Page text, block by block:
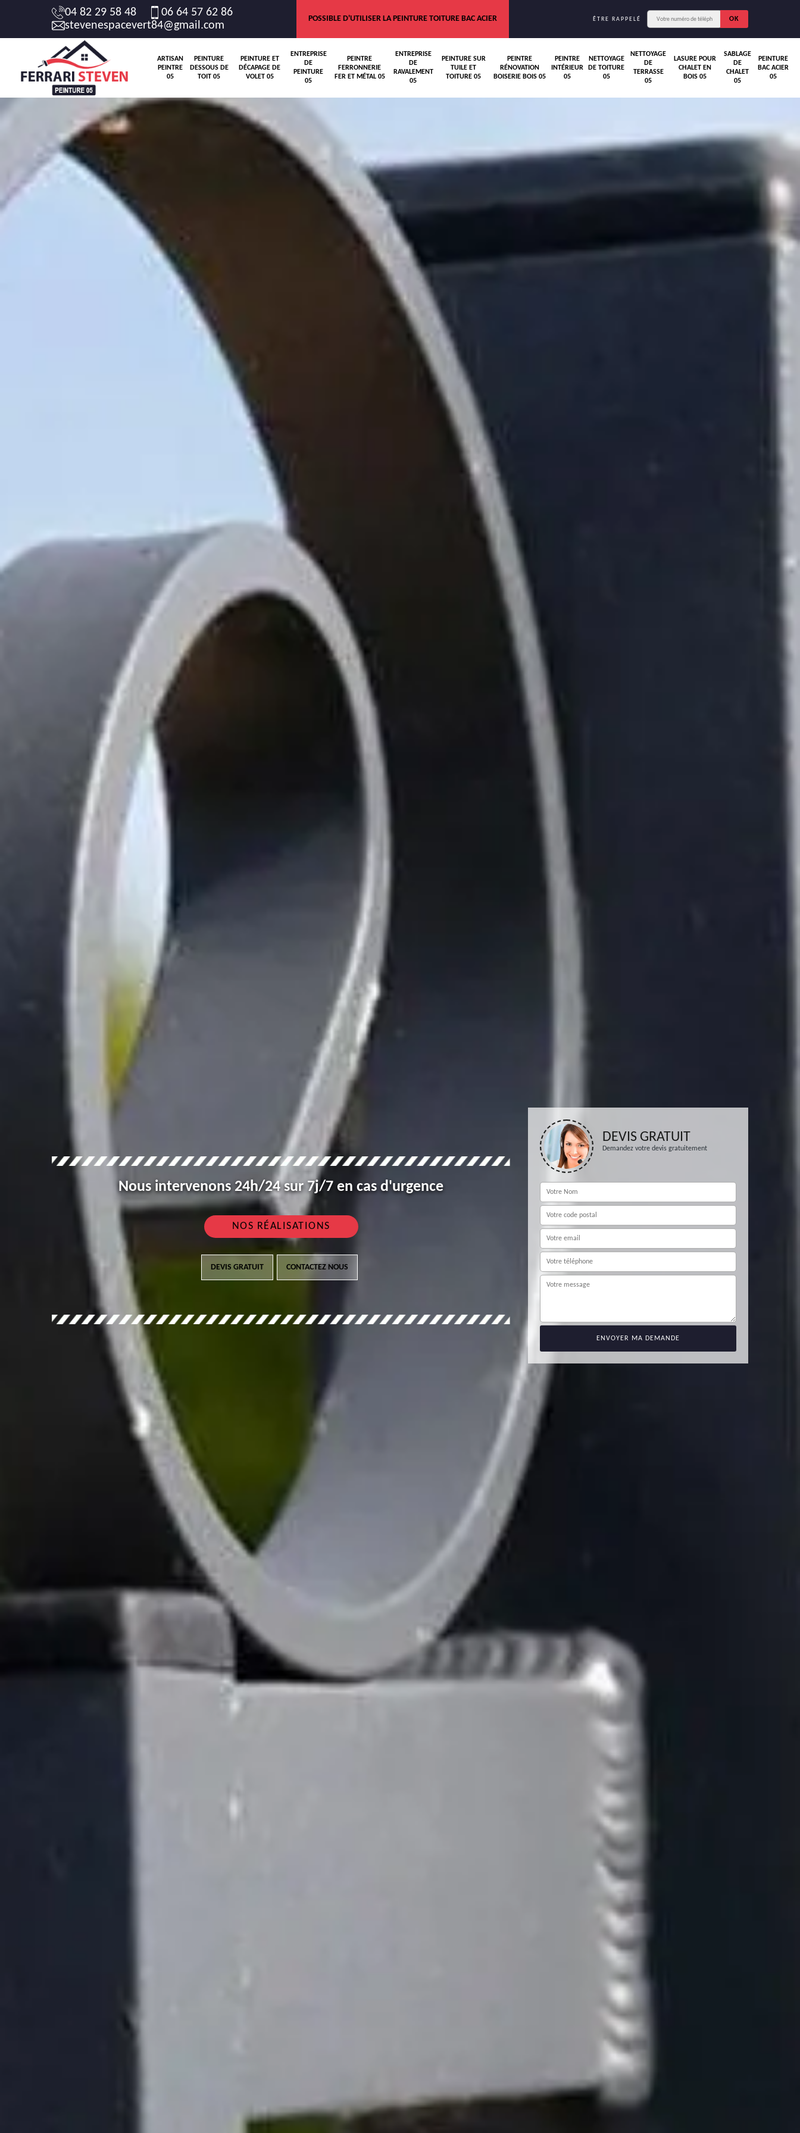
04 82 29 58 48
06 64 57 62 86
stevenespacevert84@gmail.com
POSSIBLE D'UTILISER LA PEINTURE TOITURE BAC ACIER ÊTRE RAPPELÉ
ARTISAN
PEINTRE
05
PEINTURE
DESSOUS DE
TOIT 05
PEINTURE ET
DÉCAPAGE DE
VOLET 05
ENTREPRISE
DE
PEINTURE
05
PEINTRE
FERRONNERIE
FER ET MÉTAL 05
ENTREPRISE
DE
RAVALEMENT
05
PEINTURE SUR
TUILE ET
TOITURE 05
PEINTRE
RÉNOVATION
BOISERIE BOIS 05
PEINTRE
INTÉRIEUR
05
NETTOYAGE
DE TOITURE
05
NETTOYAGE
DE
TERRASSE
05
LASURE POUR
CHALET EN
BOIS 05
SABLAGE
DE
CHALET
05
PEINTURE
BAC ACIER
05
Nous intervenons 24h/24 sur 7j/7 en cas d'urgence
NOS RÉALISATIONS
DEVIS GRATUIT CONTACTEZ NOUS
DEVIS GRATUIT
Demandez votre devis gratuitement